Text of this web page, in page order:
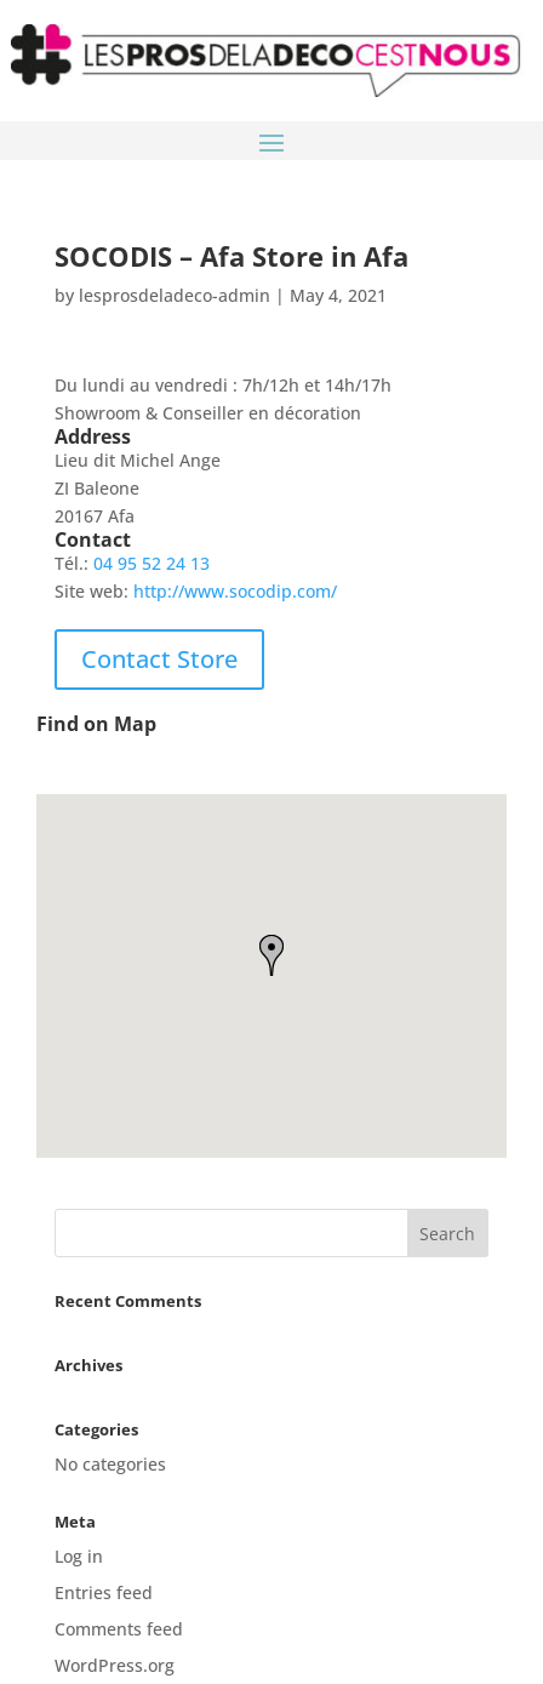
SOCODIS – Afa Store in Afa
by lesprosdeladeco-admin | May 4, 2021
Du lundi au vendredi : 7h/12h et 14h/17h
Showroom & Conseiller en décoration
Address
Lieu dit Michel Ange
ZI Baleone
20167 Afa
Contact
Tél.: 04 95 52 24 13
Site web: http://www.socodip.com/
Contact Store
Find on Map
Recent Comments
Archives
Categories
No categories
Meta
Log in
Entries feed
Comments feed
WordPress.org